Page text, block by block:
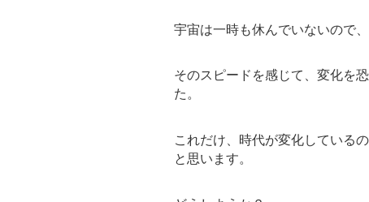
宇宙は一時も休んでいないので
そのスピードを感じて、変化を
た。
これだけ、時代が変化している
と思います。